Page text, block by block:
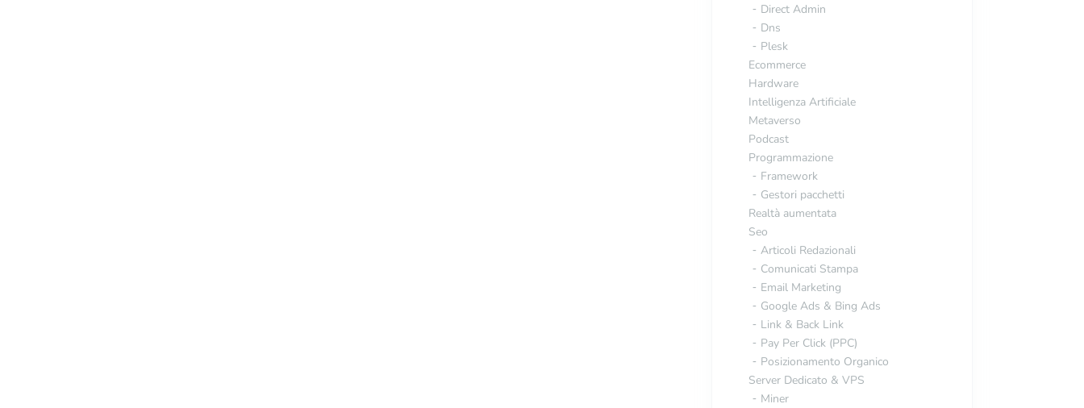
Direct Admin
Dns
Plesk
Ecommerce
Hardware
Intelligenza Artificiale
Metaverso
Podcast
Programmazione
Framework
Gestori pacchetti
Realtà aumentata
Seo
Articoli Redazionali
Comunicati Stampa
Email Marketing
Google Ads & Bing Ads
Link & Back Link
Pay Per Click (PPC)
Posizionamento Organico
Server Dedicato & VPS
Miner